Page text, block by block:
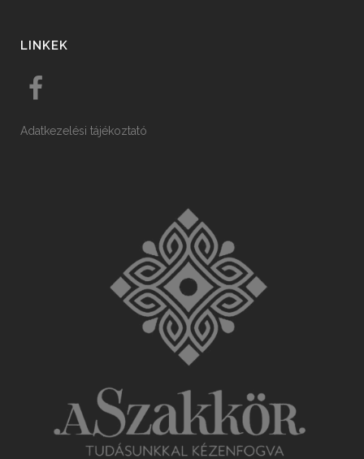
LINKEK
Adatkezelési tájékoztató